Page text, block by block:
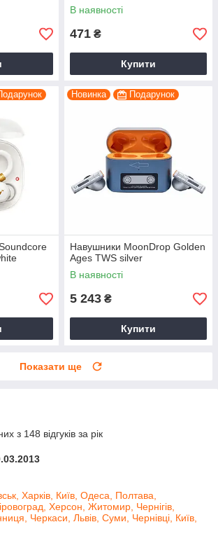
В наявності
471 ₴
Купити
Новинка Подарунок
Навушники MoonDrop Golden
Ages TWS silver
В наявності
5 243 ₴
Купити
Показати ще
з 148 відгуків за рік
Харків, Київ, Одеса, Полтава,
Херсон, Житомир, Чернігів,
Черкаси, Львів, Суми, Чернівці, Київ,